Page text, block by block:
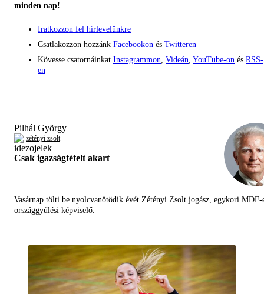
minden nap!
Iratkozzon fel hírlevelünkre
Csatlakozzon hozzánk Facebookon és Twitteren
Kövesse csatornáinkat Instagrammon Videán YouTube-on és RSS-
en
Pilhál György
zétényi zsolt
Csak igazságtételt akart
Vasárnap tölti be nyolcvanötödik évét Zétényi Zsolt jogász, egykori MDF-
országgyűlési képviselő.